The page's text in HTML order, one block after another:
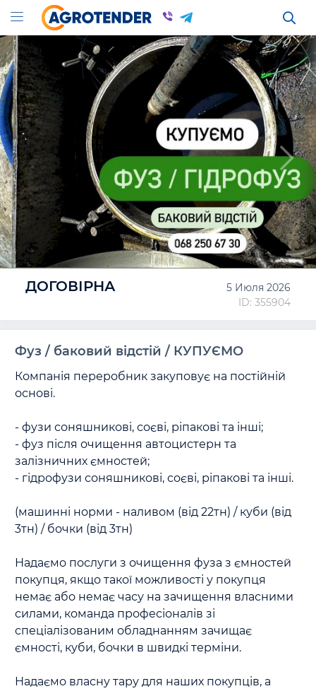
ДОГОВІРНА
5 Июля 2026
ID: 355904
Фуз / баковий відстій / КУПУЄМО
Компанія переробник закуповує на постійній
основі.
- фузи соняшникові, соєві, ріпакові та інші;
- фуз після очищення автоцистерн та
залізничних ємностей;
- гідрофузи соняшникові, соєві, ріпакові та інші.
(машинні норми - наливом (від 22тн) / куби (від
3тн) / бочки (від 3тн)
Надаємо послуги з очищення фуза з ємностей
покупця, якщо такої можливості у покупця
немає або немає часу на зачищення власними
силами, команда професіоналів зі
спеціалізованим обладнанням зачищає
ємності, куби, бочки в швидкі терміни.
Надаємо власну тару для наших покупців, а